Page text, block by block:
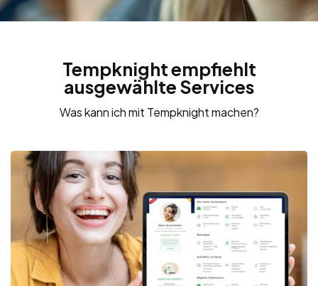
Tempknight empfiehlt
ausgewählte Services
Was kann ich mit Tempknight machen?